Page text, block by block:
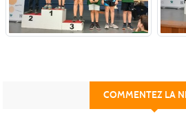
COMMENTEZ LA